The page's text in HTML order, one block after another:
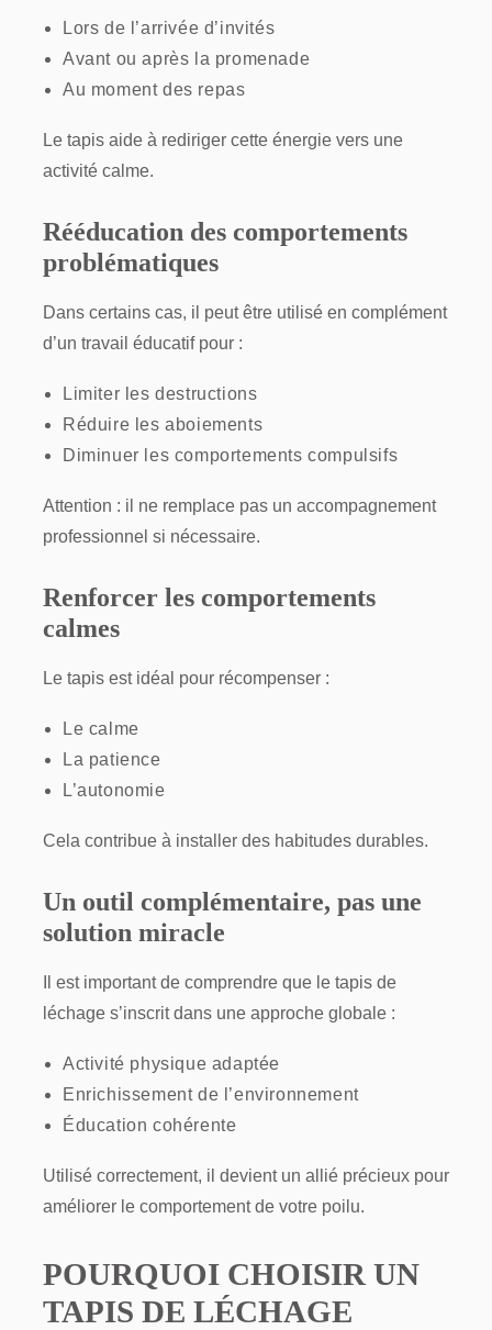
Lors de l’arrivée d’invités
Avant ou après la promenade
Au moment des repas
Le tapis aide à rediriger cette énergie vers une
activité calme.
Rééducation des comportements
problématiques
Dans certains cas, il peut être utilisé en complément
d’un travail éducatif pour :
Limiter les destructions
Réduire les aboiements
Diminuer les comportements compulsifs
Attention : il ne remplace pas un accompagnement
professionnel si nécessaire.
Renforcer les comportements
calmes
Le tapis est idéal pour récompenser :
Le calme
La patience
L’autonomie
Cela contribue à installer des habitudes durables.
Un outil complémentaire, pas une
solution miracle
Il est important de comprendre que le tapis de
léchage s’inscrit dans une approche globale :
Activité physique adaptée
Enrichissement de l’environnement
Éducation cohérente
Utilisé correctement, il devient un allié précieux pour
améliorer le comportement de votre poilu.
POURQUOI CHOISIR UN
TAPIS DE LÉCHAGE